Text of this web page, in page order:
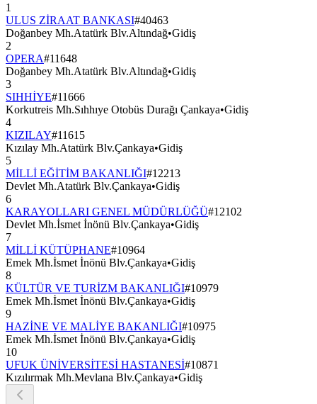
1
ULUS ZİRAAT BANKASI#40463
Doğanbey Mh.Atatürk Blv.Altındağ•Gidiş
2
OPERA#11648
Doğanbey Mh.Atatürk Blv.Altındağ•Gidiş
3
SIHHİYE#11666
Korkutreis Mh.Sıhhıye Otobüs Durağı Çankaya•Gidiş
4
KIZILAY#11615
Kızılay Mh.Atatürk Blv.Çankaya•Gidiş
5
MİLLİ EĞİTİM BAKANLIĞI#12213
Devlet Mh.Atatürk Blv.Çankaya•Gidiş
6
KARAYOLLARI GENEL MÜDÜRLÜĞÜ#12102
Devlet Mh.İsmet İnönü Blv.Çankaya•Gidiş
7
MİLLİ KÜTÜPHANE#10964
Emek Mh.İsmet İnönü Blv.Çankaya•Gidiş
8
KÜLTÜR VE TURİZM BAKANLIĞI#10979
Emek Mh.İsmet İnönü Blv.Çankaya•Gidiş
9
HAZİNE VE MALİYE BAKANLIĞI#10975
Emek Mh.İsmet İnönü Blv.Çankaya•Gidiş
10
UFUK ÜNİVERSİTESİ HASTANESİ#10871
Kızılırmak Mh.Mevlana Blv.Çankaya•Gidiş